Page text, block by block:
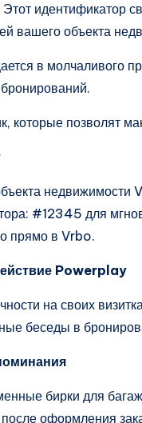
идентификатор
вашего объекта
в молчаливого
которые позволят
#12345 для
прямо в Vrbo.
Powerplay
на своих
беседы в
бирки для
оформления